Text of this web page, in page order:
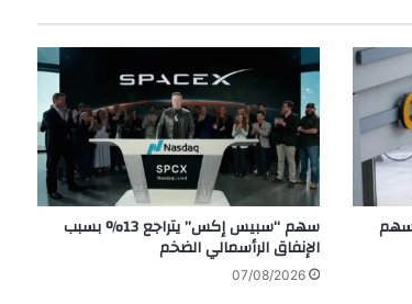
سهم “سبيس إكس” يتراجع 13% بسبب
الإنفاق الرأسمالي الضخم
07/08/2026